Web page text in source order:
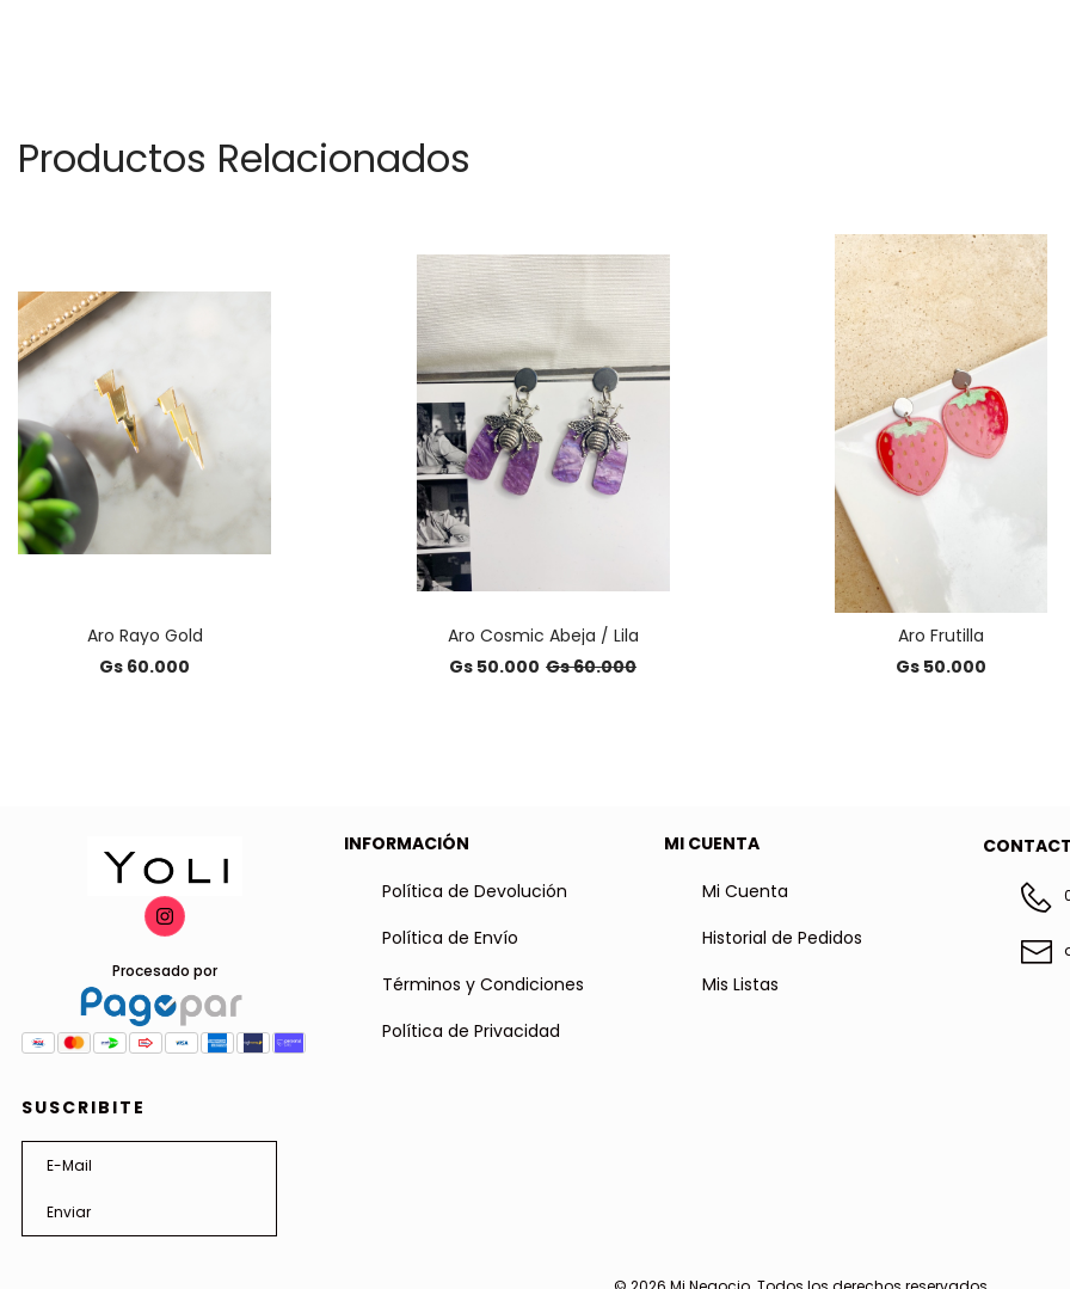
Productos Relacionados
Aro Rayo Gold
Gs 60.000
Aro Cosmic Abeja / Lila
Gs 50.000 Gs 60.000
Aro Frutilla
Gs 50.000
Procesado por
INFORMACIÓN
Política de Devolución
Política de Envío
Términos y Condiciones
Política de Privacidad
MI CUENTA
Mi Cuenta
Historial de Pedidos
Mis Listas
SUSCRIBITE